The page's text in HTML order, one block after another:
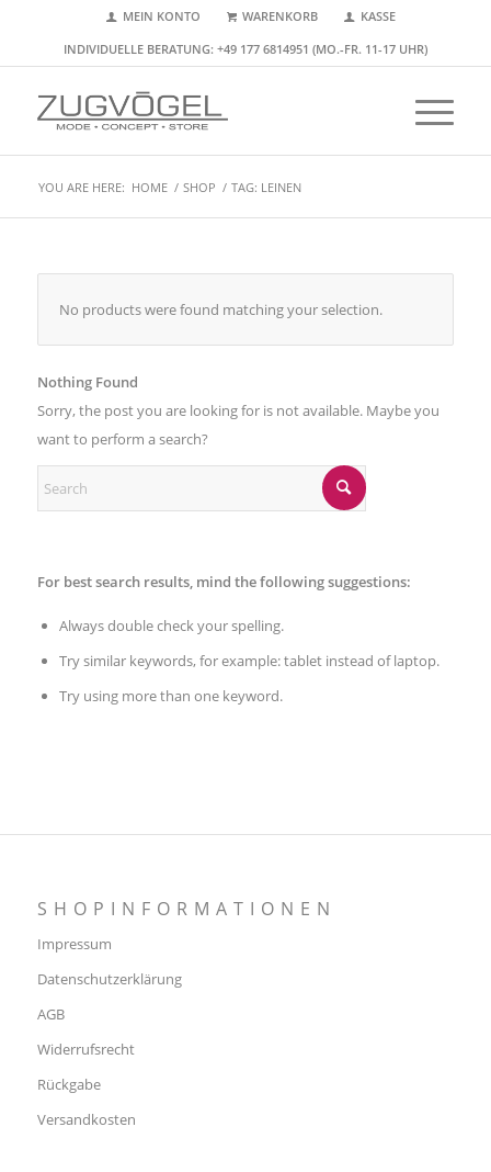
MEIN KONTO WARENKORB
KASSE
INDIVIDUELLE BERATUNG: +49 177 6814951 (MO.-FR. 11-17 UHR)
YOU ARE HERE: HOME / SHOP / TAG: LEINEN
No products were found matching your selection.
Nothing Found
Sorry, the post you are looking for is not available. Maybe you
want to perform a search?
For best search results, mind the following suggestions:
Always double check your spelling.
Try similar keywords, for example: tablet instead of laptop.
Try using more than one keyword.
SHOPINFORMATIONEN
Impressum
Datenschutzerklärung
AGB
Widerrufsrecht
Rückgabe
Versandkosten